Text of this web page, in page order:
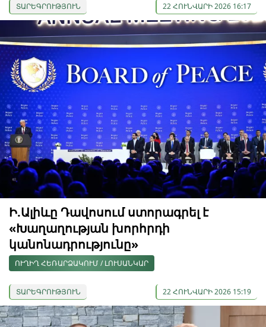
ՏԱՐԵԳՐՈՒԹՅՈՒՆ 22 ՀՈՒՆՎԱՐԻ 2026 16:17
Ի.Ալիևը Դավոսում ստորագրել է
«Խաղաղության խորհրդի
կանոնադրությունը»
ՈՒՂԻՂ ՀԵՌԱՐՁԱԿՈՒՄ / ԼՈՒՍԱՆԿԱՐ
ՏԱՐԵԳՐՈՒԹՅՈՒՆ 22 ՀՈՒՆՎԱՐԻ 2026 15:19